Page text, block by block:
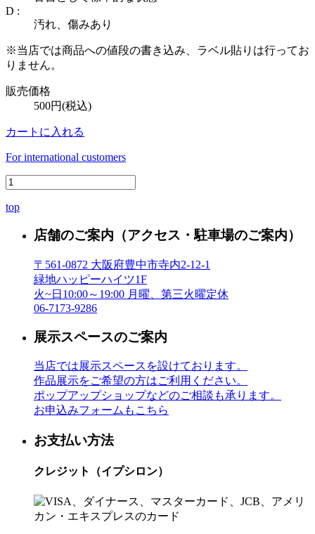
D :
汚れ、傷みあり
※当店では商品への値段の書き込み、ラベル貼りは行ってお
りません。
販売価格
500円(税込)
カートに入れる
For international customers
top
店舗のご案内 （アクセス・駐車場のご案内）
〒561-0872 大阪府豊中市寺内2-12-1
緑地ハッピーハイツ1F
火~日10:00～19:00 月曜、第三火曜定休
06-7173-9286
展示スペースのご案内
当店では展示スペースを設けております。
作品展示をご希望の方はご利用ください。
ポップアップショップなどのご相談も承ります。
お申込みフォームもこちら
お支払い方法
クレジット（イプシロン）